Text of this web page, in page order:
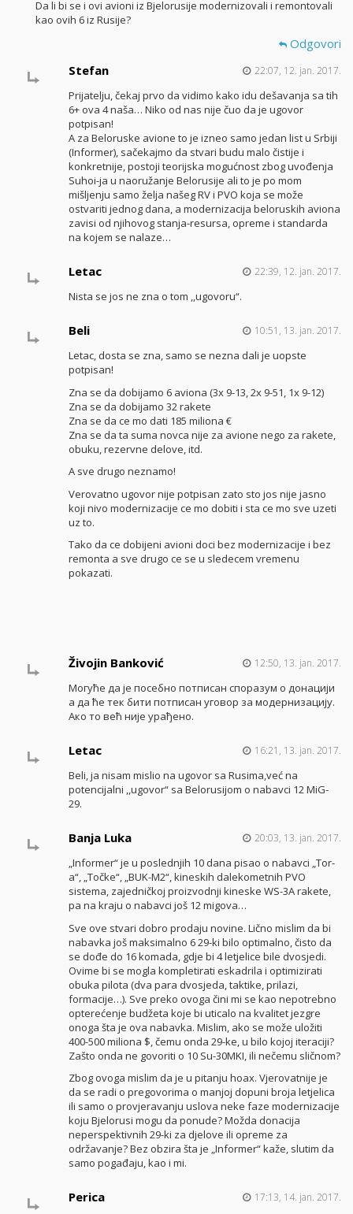
Da li bi se i ovi avioni iz Bjelorusije modernizovali i remontovali
kao ovih 6 iz Rusije?
Odgovori
Stefan
22:07, 12. jan. 2017.
Prijatelju, čekaj prvo da vidimo kako idu dešavanja sa tih
6+ ova 4 naša… Niko od nas nije čuo da je ugovor
potpisan!
A za Beloruske avione to je izneo samo jedan list u Srbiji
(Informer), sačekajmo da stvari budu malo čistije i
konkretnije, postoji teorijska mogućnost zbog uvođenja
Suhoi-ja u naoružanje Belorusije ali to je po mom
mišljenju samo želja našeg RV i PVO koja se može
ostvariti jednog dana, a modernizacija beloruskih aviona
zavisi od njihovog stanja-resursa, opreme i standarda
na kojem se nalaze…
Letac 22:39, 12. jan. 2017.
Nista se jos ne zna o tom ,,ugovoru“.
Beli 10:51, 13. jan. 2017.
Letac, dosta se zna, samo se nezna dali je uopste
potpisan!
Zna se da dobijamo 6 aviona (3x 9-13, 2x 9-51, 1x 9-12)
Zna se da dobijamo 32 rakete
Zna se da ce mo dati 185 miliona €
Zna se da ta suma novca nije za avione nego za rakete,
obuku, rezervne delove, itd.
A sve drugo neznamo!
Verovatno ugovor nije potpisan zato sto jos nije jasno
koji nivo modernizacije ce mo dobiti i sta ce mo sve uzeti
uz to.
Tako da ce dobijeni avioni doci bez modernizacije i bez
remonta a sve drugo ce se u sledecem vremenu
pokazati.
Živojin Banković 12:50, 13. jan. 2017.
Могуће да је посебно потписан споразум о донацији
а да ће тек бити потписан уговор за модернизацију.
Ако то већ није урађено.
Letac 16:21, 13. jan. 2017.
Beli, ja nisam mislio na ugovor sa Rusima,već na
potencijalni ,,ugovor“ sa Belorusijom o nabavci 12 MiG-
29.
Banja Luka 20:03, 13. jan. 2017.
„Informer“ je u poslednjih 10 dana pisao o nabavci „Tor-
a“, „Točke“, „BUK-M2“, kineskih dalekometnih PVO
sistema, zajedničkoj proizvodnji kineske WS-3A rakete,
pa na kraju o nabavci još 12 migova…
Sve ove stvari dobro prodaju novine. Lično mislim da bi
nabavka još maksimalno 6 29-ki bilo optimalno, čisto da
se dođe do 16 komada, gdje bi 4 letjelice bile dvosjedi.
Ovime bi se mogla kompletirati eskadrila i optimizirati
obuka pilota (dva para dvosjeda, taktike, prilazi,
formacije…). Sve preko ovoga čini mi se kao nepotrebno
opterećenje budžeta koje bi uticalo na kvalitet jezgre
onoga šta je ova nabavka. Mislim, ako se može uložiti
400-500 miliona $, čemu onda 29-ke, u bilo kojoj iteraciji?
Zašto onda ne govoriti o 10 Su-30MKI, ili nečemu sličnom?
Zbog ovoga mislim da je u pitanju hoax. Vjerovatnije je
da se radi o pregovorima o manjoj dopuni broja letjelica
ili samo o provjeravanju uslova neke faze modernizacije
koju Bjelorusi mogu da ponude? Možda donacija
neperspektivnih 29-ki za djelove ili opreme za
održavanje? Bez obzira šta je „Informer“ kaže, slutim da
samo pogađaju, kao i mi.
Perica 17:13, 14. jan. 2017.